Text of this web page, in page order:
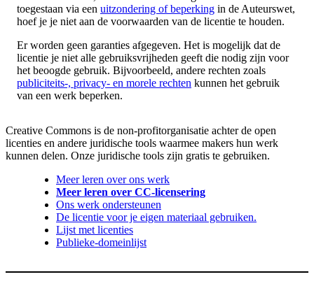
toegestaan via een uitzondering of beperking in de Auteurswet,
hoef je je niet aan de voorwaarden van de licentie te houden.
Er worden geen garanties afgegeven. Het is mogelijk dat de
licentie je niet alle gebruiksvrijheden geeft die nodig zijn voor
het beoogde gebruik. Bijvoorbeeld, andere rechten zoals
publiciteits-, privacy- en morele rechten kunnen het gebruik
van een werk beperken.
Creative Commons is de non-profitorganisatie achter de open
licenties en andere juridische tools waarmee makers hun werk
kunnen delen. Onze juridische tools zijn gratis te gebruiken.
Meer leren over ons werk
Meer leren over CC-licensering
Ons werk ondersteunen
De licentie voor je eigen materiaal gebruiken.
Lijst met licenties
Publieke-domeinlijst